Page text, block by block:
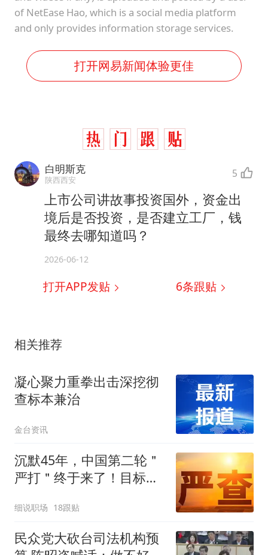
of NetEase Hao, which is a social media platform
and only provides information storage services.
打开网易新闻体验更佳
白明斯克
陕西西安 5
上市公司讲故事投资国外，资金出
境后是否投资，是否建立工厂，钱
最终去哪知道吗？
2026-06-12
打开APP发贴 6条跟贴
相关推荐
凝心聚力重拳出击深挖彻
查标本兼治
金台资讯
沉默45年，中国第二轮＂
严打＂终于来了！目标改
细说职场 18跟贴
民众党大砍台司法机构预